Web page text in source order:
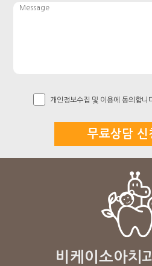
개인정보수집 및 이용에 동의합니
비케이소아치